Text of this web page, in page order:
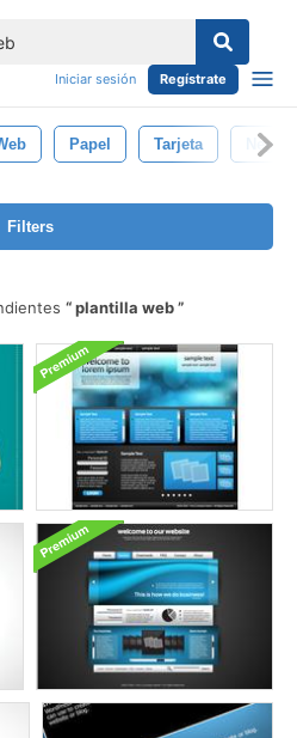
Iniciar sesión Regístrate
Papel Tarjeta
Filters
plantilla web